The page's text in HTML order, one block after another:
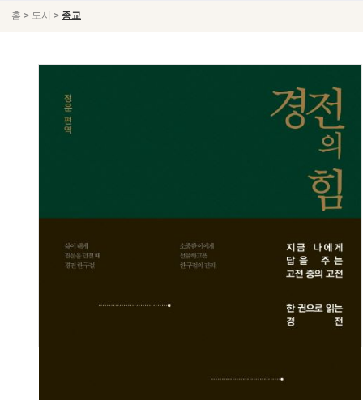
홈 > 도서 > 종교